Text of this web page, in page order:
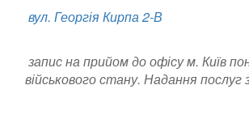
вул. Георгія Кирпа 2-В
запис на прийом до офісу м. Київ
військового стану. Надання